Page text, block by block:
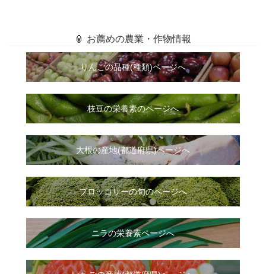
🏮 お薦めの農業・作物情報
りんごの品種(種類)ページへ
枝豆の栄養素のページへ
大根の産地(都道府県)ページへ
ブロッコリーの旬のページへ
ニラの栄養素ページへ